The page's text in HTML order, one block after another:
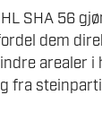
SHA 56
dem
arealer i
fra